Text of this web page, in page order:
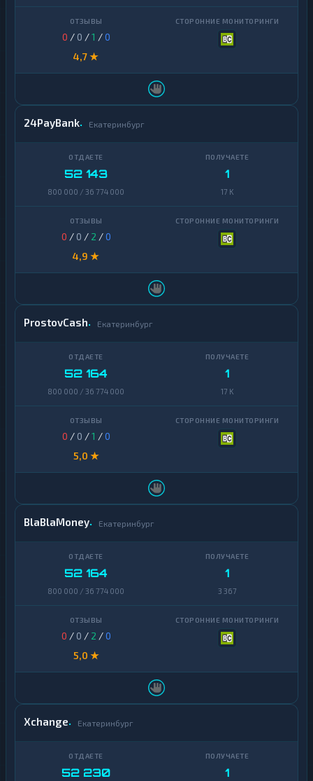
0 / 0 /1 /0
4,7 ★
24PayBank Екатеринбург
52 143
800 000 / 36 774 000
1
17 K
0 / 0 / 2 /0
4,9 ★
ProstovCash Екатеринбург
52 164
800 000 / 36 774 000
1
17 K
0 / 0 /1 /0
5,0 ★
BlaBlaMoney Екатеринбург
52 164
800 000 / 36 774 000
1
3 367
0 / 0 / 2 /0
5,0 ★
Xchange Екатеринбург
52 230 1
Zcash